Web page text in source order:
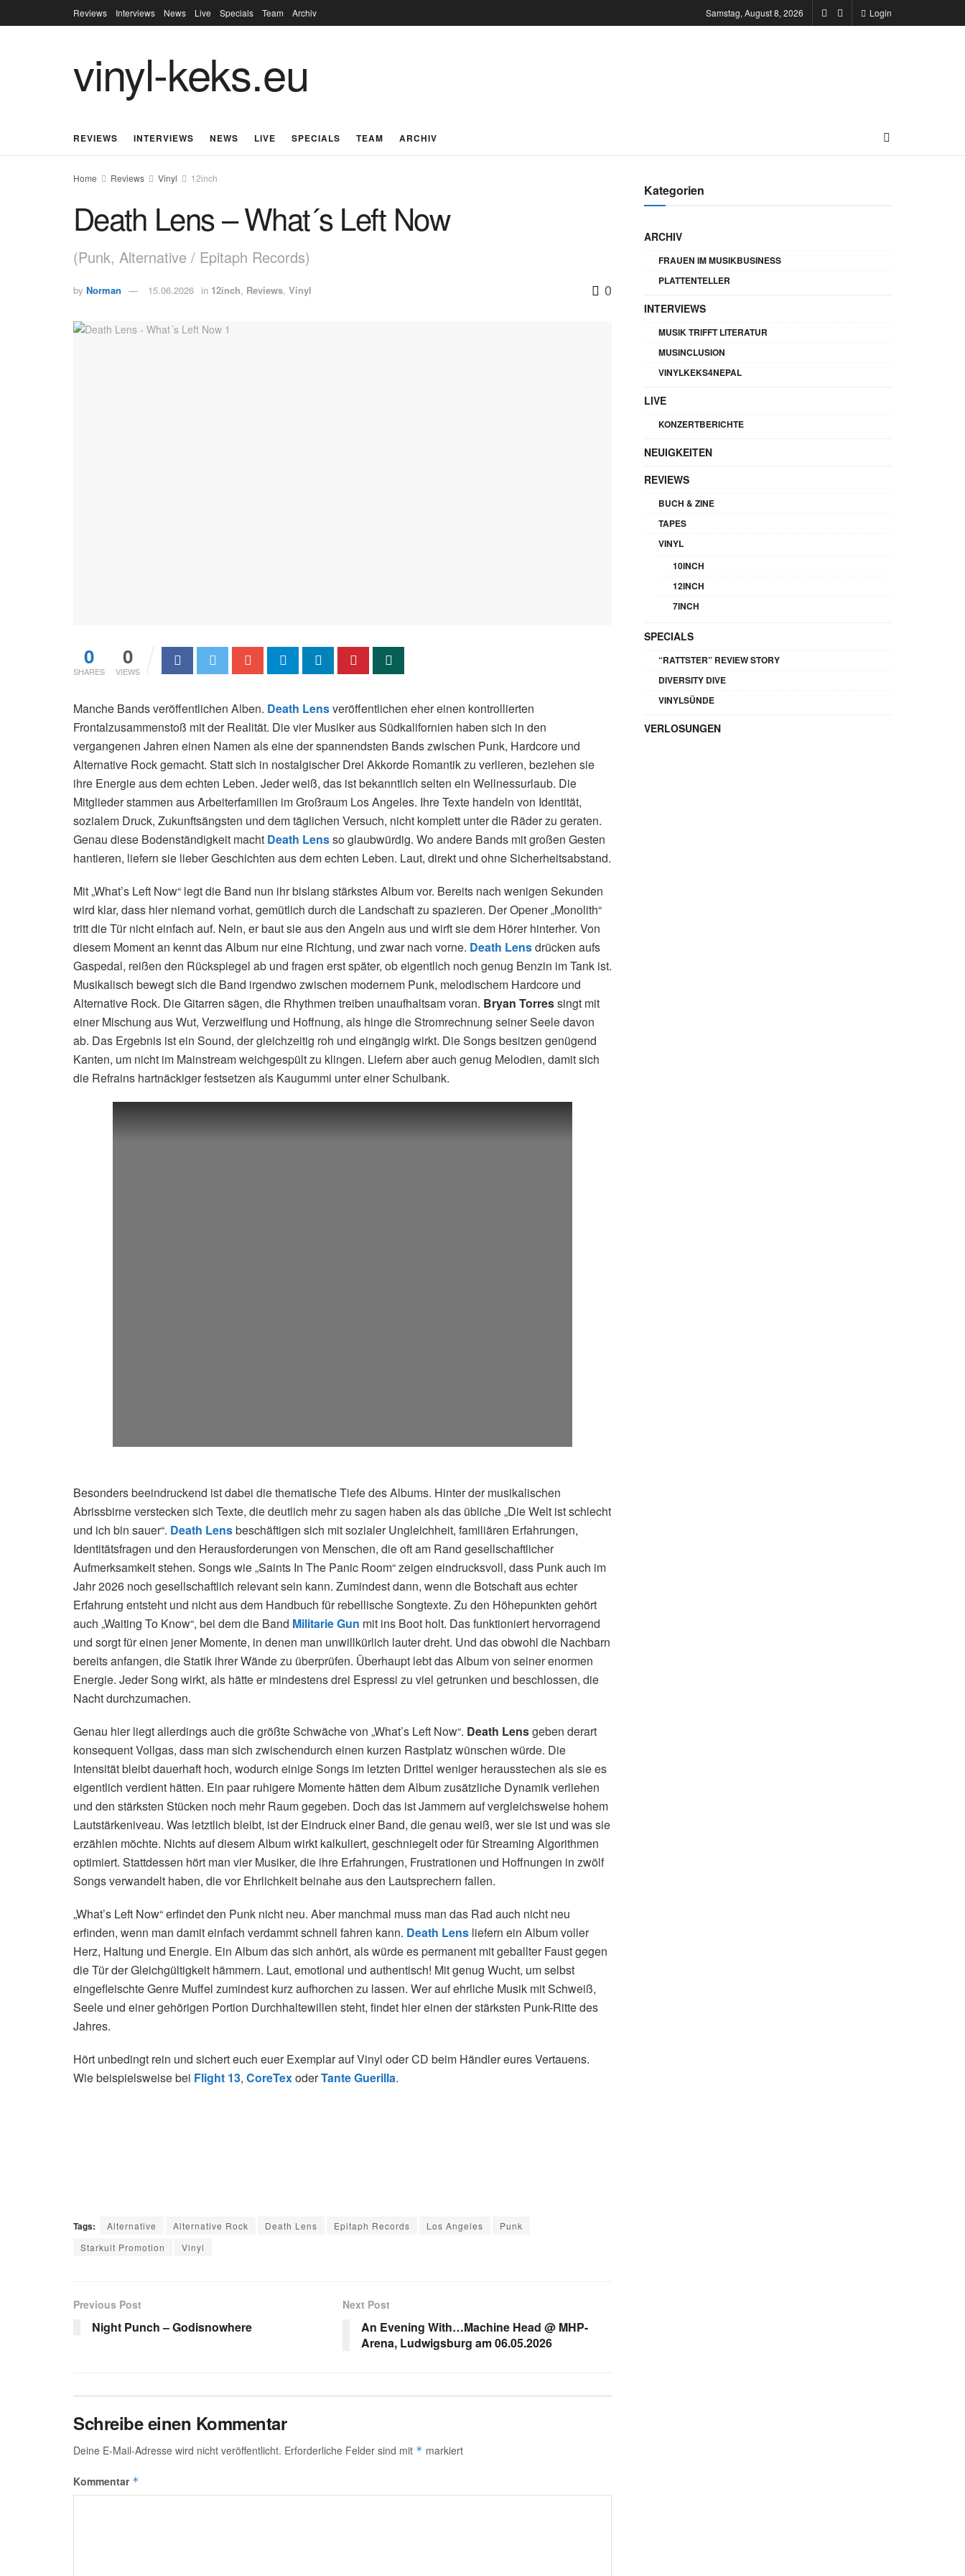
Reviews Interviews News Live Specials Team Archiv Samstag, August 8, 2026 Login
vinyl-keks.eu
REVIEWS INTERVIEWS NEWS LIVE SPECIALS TEAM ARCHIV
Home Reviews Vinyl 12inch
Death Lens – What´s Left Now
(Punk, Alternative / Epitaph Records)
by Norman 15.06.2026 in 12inch, Reviews, Vinyl 0
0
SHARES
0
VIEWS
Manche Bands veröffentlichen Alben. Death Lensveröffentlichen eher einen kontrollierten
Frontalzusammenstoß mit der Realität. Die vier Musiker aus Südkalifornien haben sich in den
vergangenen Jahren einen Namen als eine der spannendsten Bands zwischen Punk, Hardcore und
Alternative Rock gemacht. Statt sich in nostalgischer Drei Akkorde Romantik zu verlieren, beziehen sie
ihre Energie aus dem echten Leben. Jeder weiß, das ist bekanntlich selten ein Wellnessurlaub. Die
Mitglieder stammen aus Arbeiterfamilien im Großraum Los Angeles. Ihre Texte handeln von Identität,
sozialem Druck, Zukunftsängsten und dem täglichen Versuch, nicht komplett unter die Räder zu geraten.
Genau diese Bodenständigkeit macht Death Lensso glaubwürdig. Wo andere Bands mit großen Gesten
hantieren, liefern sie lieber Geschichten aus dem echten Leben. Laut, direkt und ohne Sicherheitsabstand.
Mit „What’s Left Now“ legt die Band nun ihr bislang stärkstes Album vor. Bereits nach wenigen Sekunden
wird klar, dass hier niemand vorhat, gemütlich durch die Landschaft zu spazieren. Der Opener „Monolith“
tritt die Tür nicht einfach auf. Nein, er baut sie aus den Angeln aus und wirft sie dem Hörer hinterher. Von
diesem Moment an kennt das Album nur eine Richtung, und zwar nach vorne. Death Lensdrücken aufs
Gaspedal, reißen den Rückspiegel ab und fragen erst später, ob eigentlich noch genug Benzin im Tank ist.
Musikalisch bewegt sich die Band irgendwo zwischen modernem Punk, melodischem Hardcore und
Alternative Rock. Die Gitarren sägen, die Rhythmen treiben unaufhaltsam voran. Bryan Torressingt mit
einer Mischung aus Wut, Verzweiflung und Hoffnung, als hinge die Stromrechnung seiner Seele davon
ab. Das Ergebnis ist ein Sound, der gleichzeitig roh und eingängig wirkt. Die Songs besitzen genügend
Kanten, um nicht im Mainstream weichgespült zu klingen. Liefern aber auch genug Melodien, damit sich
die Refrains hartnäckiger festsetzen als Kaugummi unter einer Schulbank.
Besonders beeindruckend ist dabei die thematische Tiefe des Albums. Hinter der musikalischen
Abrissbirne verstecken sich Texte, die deutlich mehr zu sagen haben als das übliche „Die Welt ist schlecht
und ich bin sauer“. Death Lensbeschäftigen sich mit sozialer Ungleichheit, familiären Erfahrungen,
Identitätsfragen und den Herausforderungen von Menschen, die oft am Rand gesellschaftlicher
Aufmerksamkeit stehen. Songs wie „Saints In The Panic Room“ zeigen eindrucksvoll, dass Punk auch im
Jahr 2026 noch gesellschaftlich relevant sein kann. Zumindest dann, wenn die Botschaft aus echter
Erfahrung entsteht und nicht aus dem Handbuch für rebellische Songtexte. Zu den Höhepunkten gehört
auch „Waiting To Know“, bei dem die Band Militarie Gun mit ins Boot holt. Das funktioniert hervorragend
und sorgt für einen jener Momente, in denen man unwillkürlich lauter dreht. Und das obwohl die Nachbarn
bereits anfangen, die Statik ihrer Wände zu überprüfen. Überhaupt lebt das Album von seiner enormen
Energie. Jeder Song wirkt, als hätte er mindestens drei Espressi zu viel getrunken und beschlossen, die
Nacht durchzumachen.
Genau hier liegt allerdings auch die größte Schwäche von „What’s Left Now“. Death Lensgeben derart
konsequent Vollgas, dass man sich zwischendurch einen kurzen Rastplatz wünschen würde. Die
Intensität bleibt dauerhaft hoch, wodurch einige Songs im letzten Drittel weniger herausstechen als sie es
eigentlich verdient hätten. Ein paar ruhigere Momente hätten dem Album zusätzliche Dynamik verliehen
und den stärksten Stücken noch mehr Raum gegeben. Doch das ist Jammern auf vergleichsweise hohem
Lautstärkeniveau. Was letztlich bleibt, ist der Eindruck einer Band, die genau weiß, wer sie ist und was sie
erzählen möchte. Nichts auf diesem Album wirkt kalkuliert, geschniegelt oder für Streaming Algorithmen
optimiert. Stattdessen hört man vier Musiker, die ihre Erfahrungen, Frustrationen und Hoffnungen in zwölf
Songs verwandelt haben, die vor Ehrlichkeit beinahe aus den Lautsprechern fallen.
„What’s Left Now“ erfindet den Punk nicht neu. Aber manchmal muss man das Rad auch nicht neu
erfinden, wenn man damit einfach verdammt schnell fahren kann. Death Lens liefern ein Album voller
Herz, Haltung und Energie. Ein Album das sich anhört, als würde es permanent mit geballter Faust gegen
die Tür der Gleichgültigkeit hämmern. Laut, emotional und authentisch! Mit genug Wucht, um selbst
eingefleischte Genre Muffel zumindest kurz aufhorchen zu lassen. Wer auf ehrliche Musik mit Schweiß,
Seele und einer gehörigen Portion Durchhaltewillen steht, findet hier einen der stärksten Punk-Ritte des
Jahres.
Hört unbedingt rein und sichert euch euer Exemplar auf Vinyl oder CD beim Händler eures Vertauens.
Wie beispielsweise bei Flight 13, CoreTexoderTante Guerilla.
Tags: Alternative Alternative Rock Death Lens Epitaph Records Los Angeles
Punk
Starkult Promotion
Vinyl
Previous Post
Night Punch – Godisnowhere
Next Post
An Evening With…Machine Head @ MHP-
Arena, Ludwigsburg am 06.05.2026
Schreibe einen Kommentar
Deine E-Mail-Adresse wird nicht veröffentlicht. Erforderliche Felder sind mit * markiert
Kommentar *
Kategorien
ARCHIV
FRAUEN IM MUSIKBUSINESS
PLATTENTELLER
INTERVIEWS
MUSIK TRIFFT LITERATUR
MUSINCLUSION
VINYLKEKS4NEPAL
LIVE
KONZERTBERICHTE
NEUIGKEITEN
REVIEWS
BUCH & ZINE
TAPES
VINYL
10INCH
12INCH
7INCH
SPECIALS
“RATTSTER” REVIEW STORY
DIVERSITY DIVE
VINYLSÜNDE
VERLOSUNGEN